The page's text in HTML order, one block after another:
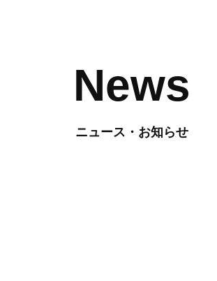
News
ニュース・お知らせ